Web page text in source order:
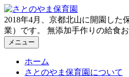
コ
ン
テ
ン
ツ
2018年4月、京都北山に開園した
業）です。 無添加手作りの給食
メニュー
ホーム
さとのやま保育園について